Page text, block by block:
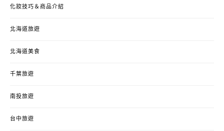
化妝技巧＆商品介紹
北海道旅遊
北海道美食
千葉旅遊
南投旅遊
台中旅遊